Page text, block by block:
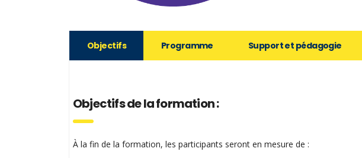
Objectifs Programme Support et pédagogie
Objectifs de la formation :
À la fin de la formation, les participants seront en mesure de :